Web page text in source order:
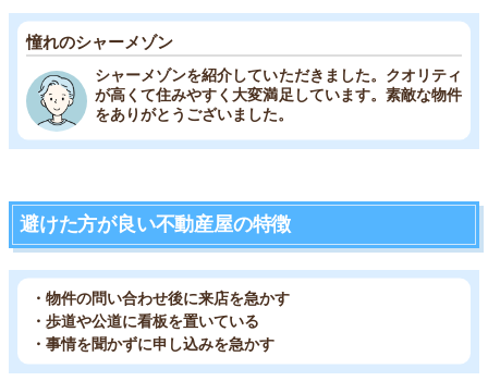
憧れのシャーメゾン
シャーメゾンを紹介していただきました。クオリティ
が高くて住みやすく大変満足しています。素敵な物件
をありがとうございました。
避けた方が良い不動産屋の特徴
・物件の問い合わせ後に来店を急かす
・歩道や公道に看板を置いている
・事情を聞かずに申し込みを急かす